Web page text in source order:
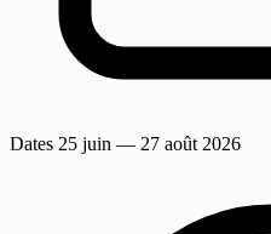
Dates 25 juin — 27 août 2026